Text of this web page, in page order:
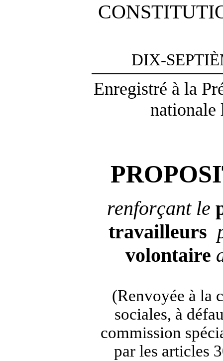
DIX-
Enregistré à la
nationale
renforçant le
travailleurs
volontaire
(Renvoyée à la
sociales, à
commission
par les articles